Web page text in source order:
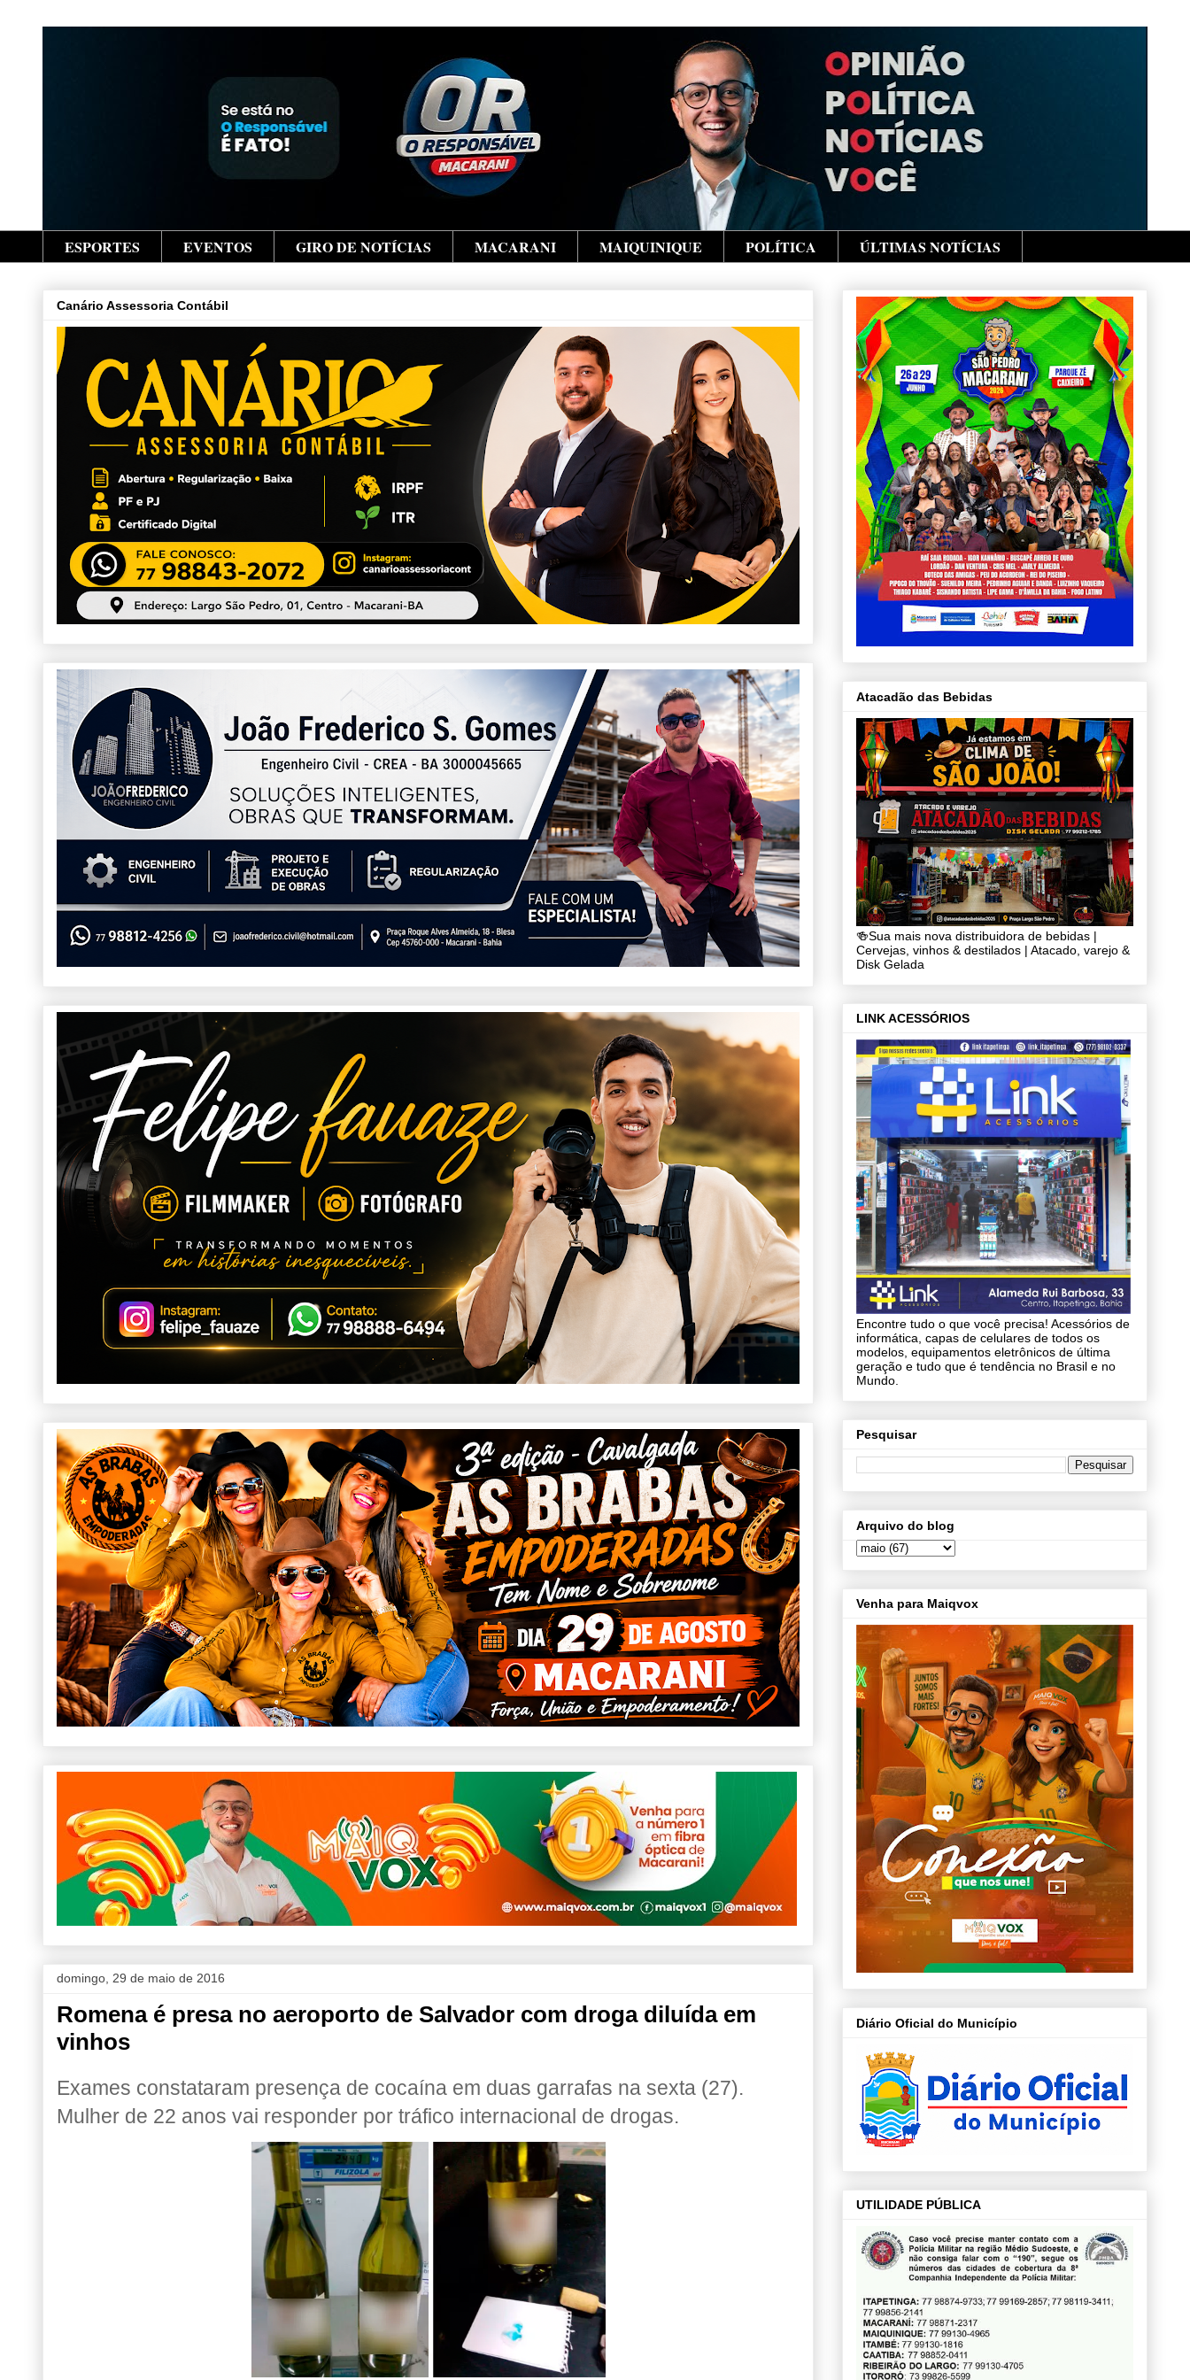
ESPORTES EVENTOS GIRO DE NOTÍCIAS MACARANI MAIQUINIQUE POLÍTICA ÚLTIMAS NOTÍCIAS
Canário Assessoria Contábil
domingo, 29 de maio de 2016
Romena é presa no aeroporto de Salvador com droga diluída em
vinhos
Exames constataram presença de cocaína em duas garrafas na sexta (27).
Mulher de 22 anos vai responder por tráfico internacional de drogas.
Atacadão das Bebidas
🍻Sua mais nova distribuidora de bebidas |
Cervejas, vinhos & destilados | Atacado, varejo &
Disk Gelada
LINK ACESSÓRIOS
Encontre tudo o que você precisa! Acessórios de
informática, capas de celulares de todos os
modelos, equipamentos eletrônicos de última
geração e tudo que é tendência no Brasil e no
Mundo.
Pesquisar
Arquivo do blog
Venha para Maiqvox
Diário Oficial do Município
UTILIDADE PÚBLICA